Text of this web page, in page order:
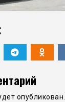
опубликован.